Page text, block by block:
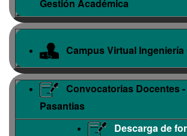
Gestión Académica
Campus Virtual Ingeniería
Convocatorias Docentes
Pasantias
Descarga de